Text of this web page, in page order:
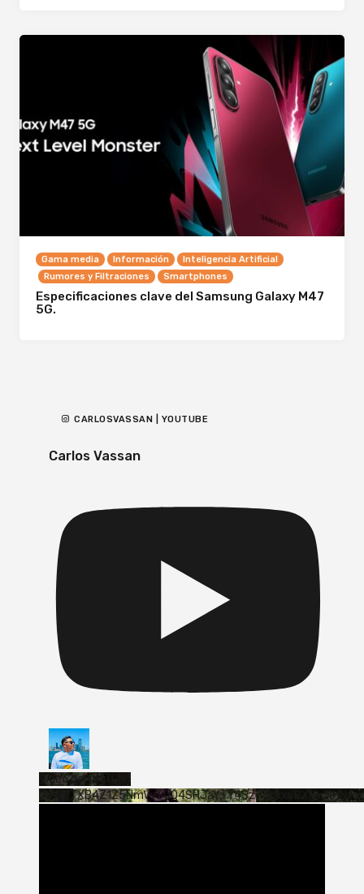
Gama media Información
Inteligencia Artificial
Rumores y Filtraciones
Smartphones
Especificaciones clave del Samsung Galaxy M47
5G.
CARLOSVASSAN | YOUTUBE
Carlos Vassan
Vídeo de YouTube